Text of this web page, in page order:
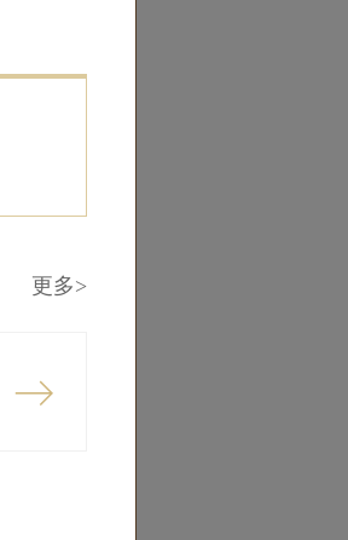
更多>